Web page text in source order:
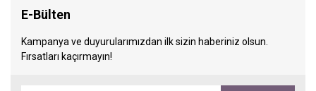
E-Bülten
Kampanya ve duyurularımızdan ilk sizin haberiniz olsun.
Fırsatları kaçırmayın!